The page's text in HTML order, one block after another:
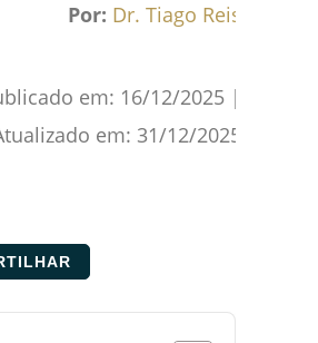
Por: Dr. Tiago Reis
em: 16/12/2025 |
em: 31/12/2025